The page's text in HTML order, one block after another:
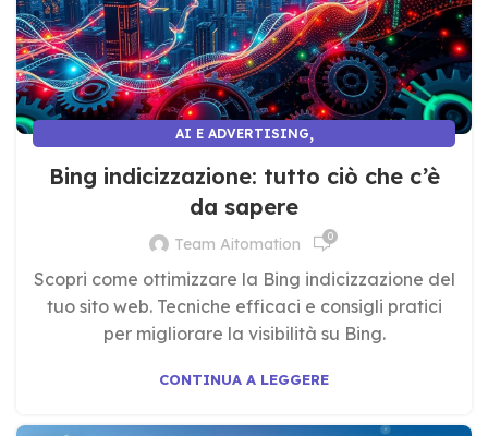
AI E ADVERTISING,
Bing indicizzazione: tutto ciò che c’è
da sapere
Team Aitomation 0
Scopri come ottimizzare la Bing indicizzazione del
tuo sito web. Tecniche efficaci e consigli pratici
per migliorare la visibilità su Bing.
CONTINUA A LEGGERE